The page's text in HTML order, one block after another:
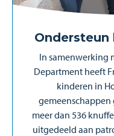
Ondersteun
In samenwerking
Department heeft
kinderen in
gemeenschappen
meer dan 536
uitgedeeld aan